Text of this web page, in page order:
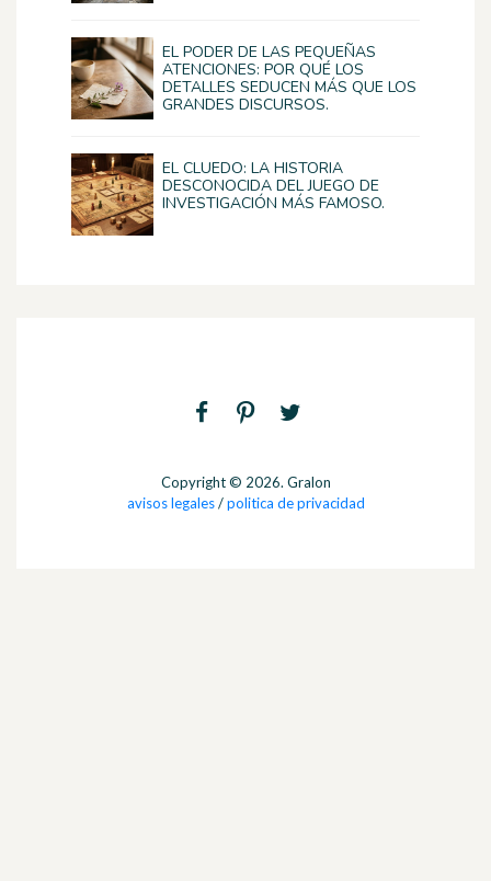
EL PODER DE LAS PEQUEÑAS
ATENCIONES: POR QUÉ LOS
DETALLES SEDUCEN MÁS QUE LOS
GRANDES DISCURSOS.
EL CLUEDO: LA HISTORIA
DESCONOCIDA DEL JUEGO DE
INVESTIGACIÓN MÁS FAMOSO.
Copyright © 2026. Gralon
avisos legales/politica de privacidad